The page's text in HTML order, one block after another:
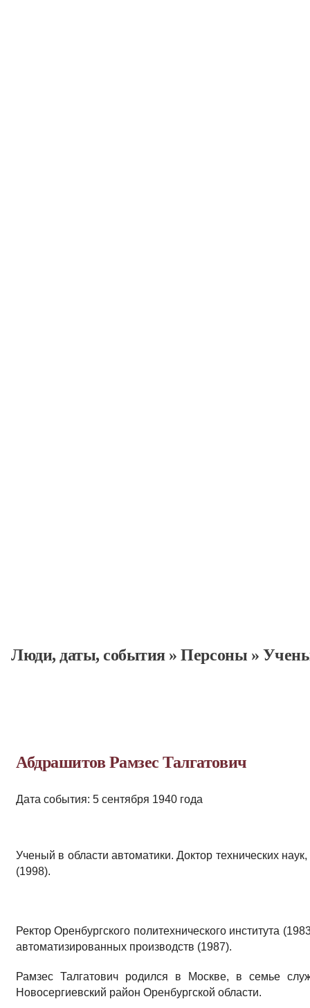
Люди, даты, cобытия»Персоны »
Абдрашитов Рамзес Талгатович
Дата события: 5 сентября 1940 года
Ученый в области автоматики. Доктор технических
(1998).
Ректор Оренбургского политехнического института
автоматизированных производств (1987).
Рамзес Талгатович родился в Москве, в семье
Новосергиевский район Оренбургской области.